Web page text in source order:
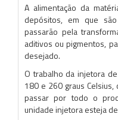
A alimentação da
depósitos, em que
passarão pela
aditivos ou pigmentos,
desejado.
O trabalho da injetora
180 e 260 graus
passar por todo o
unidade injetora esteja